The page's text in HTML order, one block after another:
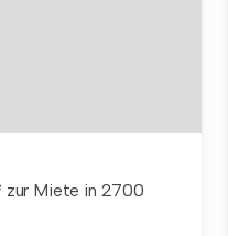
zur Miete in 2700